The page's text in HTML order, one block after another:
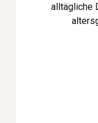
alltägliche